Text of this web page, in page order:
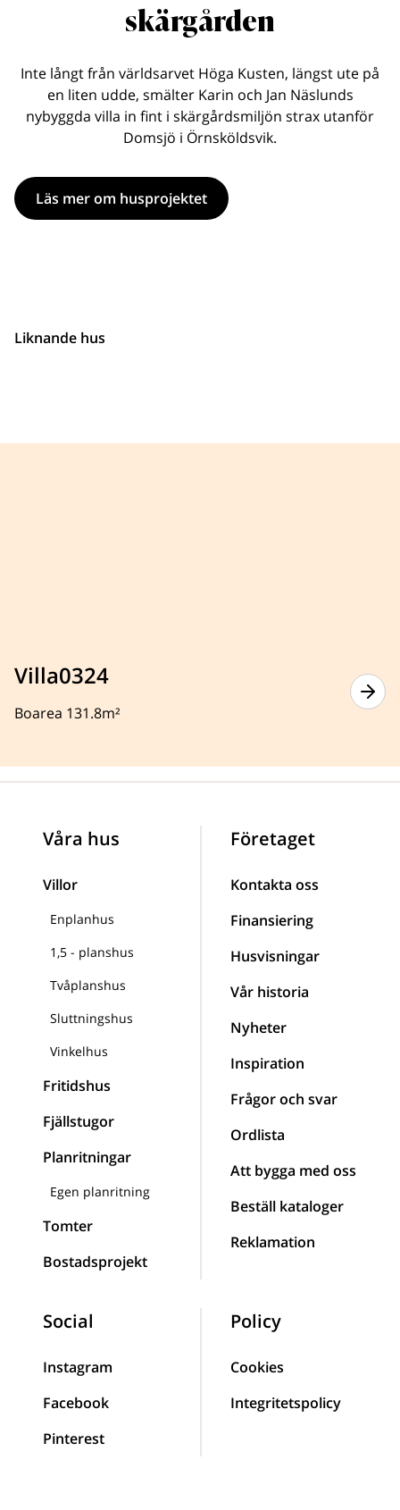
skärgården
Inte långt från världsarvet Höga Kusten, längst ute på
en liten udde, smälter Karin och Jan Näslunds
nybyggda villa in fint i skärgårdsmiljön strax utanför
Domsjö i Örnsköldsvik.
Läs mer om husprojektet
Liknande hus
Villa0324
Boarea 131.8m²
Våra hus
Villor
Enplanhus
1,5 - planshus
Tvåplanshus
Sluttningshus
Vinkelhus
Fritidshus
Fjällstugor
Planritningar
Egen planritning
Tomter
Bostadsprojekt
Företaget
Kontakta oss
Finansiering
Husvisningar
Vår historia
Nyheter
Inspiration
Frågor och svar
Ordlista
Att bygga med oss
Beställ kataloger
Reklamation
Social
Instagram
Facebook
Pinterest
Policy
Cookies
Integritetspolicy